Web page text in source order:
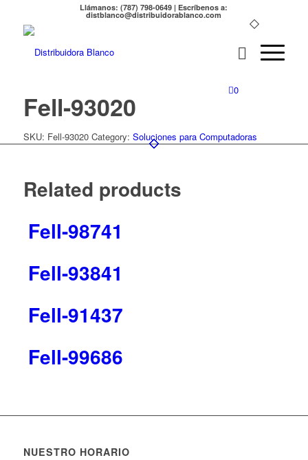
Llámanos: (787) 798-0649 | Escríbenos a:
distblanco@distribuidorablanco.com
0
Fell-93020
SKU: Fell-93020 Category: Soluciones para Computadoras
Related products
Fell-98741
Fell-93841
Fell-91437
Fell-99686
NUESTRO HORARIO